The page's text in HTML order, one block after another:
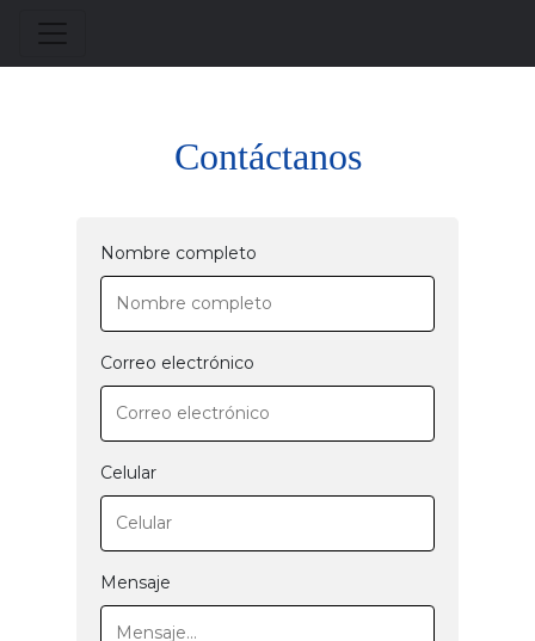
Contáctanos
Nombre completo
Correo electrónico
Celular
Mensaje